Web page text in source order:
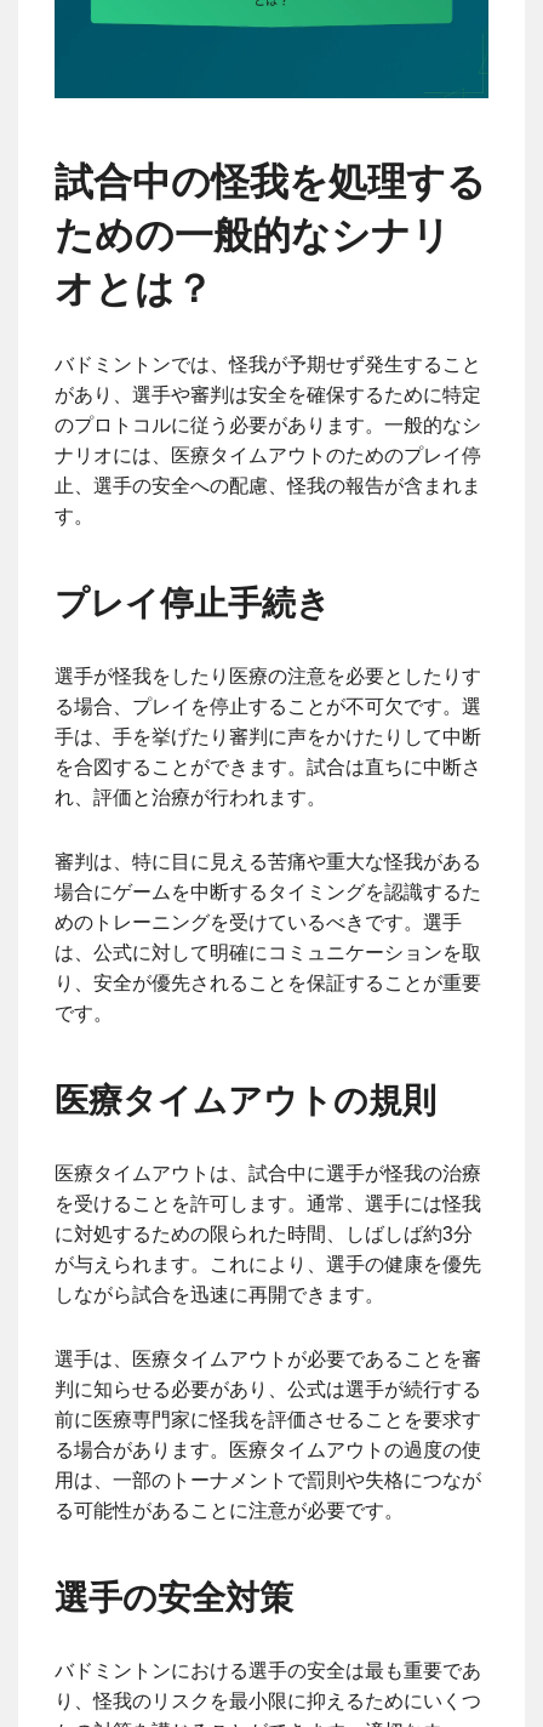
試合中の怪我を処理する
ための一般的なシナリ
オとは？
バドミントンでは、怪我が予期せず発生すること
があり、選手や審判は安全を確保するために特定
のプロトコルに従う必要があります。一般的なシ
ナリオには、医療タイムアウトのためのプレイ停
止、選手の安全への配慮、怪我の報告が含まれま
す。
プレイ停止手続き
選手が怪我をしたり医療の注意を必要としたりす
る場合、プレイを停止することが不可欠です。選
手は、手を挙げたり審判に声をかけたりして中断
を合図することができます。試合は直ちに中断さ
れ、評価と治療が行われます。
審判は、特に目に見える苦痛や重大な怪我がある
場合にゲームを中断するタイミングを認識するた
めのトレーニングを受けているべきです。選手
は、公式に対して明確にコミュニケーションを取
り、安全が優先されることを保証することが重要
です。
医療タイムアウトの規則
医療タイムアウトは、試合中に選手が怪我の治療
を受けることを許可します。通常、選手には怪我
に対処するための限られた時間、しばしば約3分
が与えられます。これにより、選手の健康を優先
しながら試合を迅速に再開できます。
選手は、医療タイムアウトが必要であることを審
判に知らせる必要があり、公式は選手が続行する
前に医療専門家に怪我を評価させることを要求す
る場合があります。医療タイムアウトの過度の使
用は、一部のトーナメントで罰則や失格につなが
る可能性があることに注意が必要です。
選手の安全対策
バドミントンにおける選手の安全は最も重要であ
り、怪我のリスクを最小限に抑えるためにいくつ